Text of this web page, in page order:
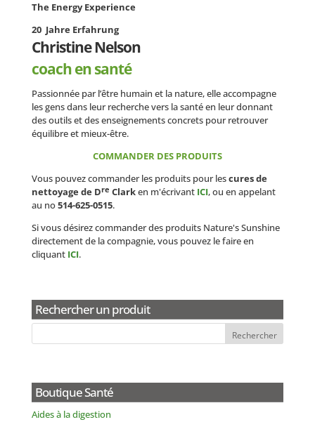
The Energy Experience
20 Jahre Erfahrung
Christine Nelson
coach en santé
Passionnée par l’être humain et la nature, elle accompagne
les gens dans leur recherche vers la santé en leur donnant
des outils et des enseignements concrets pour retrouver
équilibre et mieux-être.
COMMANDER DES PRODUITS
Vous pouvez commander les produits pour lescures de
nettoyage de Dre Clarken m'écrivant ICI, ou en appelant
au no514-625-0515.
Si vous désirez commander des produits Nature's Sunshine
directement de la compagnie, vous pouvez le faire en
cliquant ICI.
Rechercher un produit
Boutique Santé
Aides à la digestion